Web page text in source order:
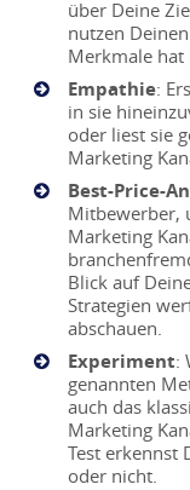
über Deine
nutzen
Merkmale hat
Empathie:
in sie
oder liest sie
Marketing
Best-Price-
Mitbewerber,
Marketing
Blick auf
Strategien
abschauen.
Experiment:
genannten
auch das
Marketing
Test erkennst
oder nicht.